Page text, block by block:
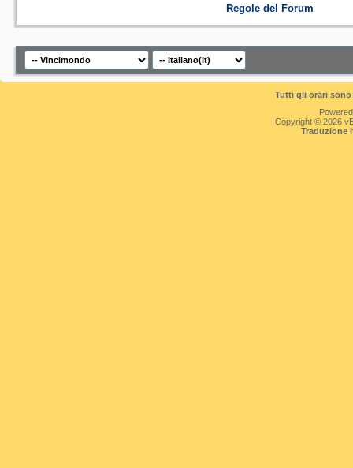
Regole del Forum
Tutti gli orari
Copyright © 2026
Traduzione